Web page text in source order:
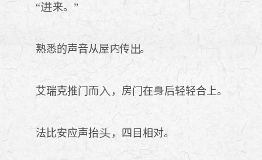
“ 来。”
熟悉的声音从屋 传 。
艾瑞克推门而 ，房门在 后轻轻合上。
法比安应声抬 ，四目相对。